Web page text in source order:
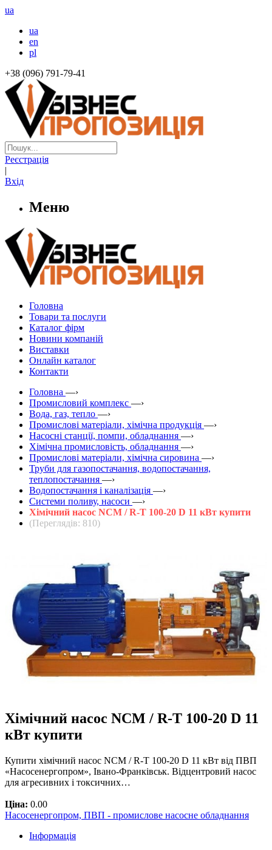
ua
ua
en
pl
+38 (096) 791-79-41
Реєстрація
|
Вхід
Меню
Головна
Товари та послуги
Каталог фірм
Новини компаній
Виставки
Онлайн каталог
Контакти
Головна —›
Промисловий комплекс —›
Вода, газ, тепло —›
Промислові матеріали, хімічна продукція —›
Насосні станції, помпи, обладнання —›
Хімічна промисловість, обладнання —›
Промислові матеріали, хімічна сировина —›
Труби для газопостачання, водопостачання,
теплопостачання —›
Водопостачання і каналізація —›
Системи поливу, насоси —›
Хімічний насос NCM / R-T 100-20 D 11 кВт купити
(Переглядів: 810)
Хімічний насос NCM / R-T 100-20 D 11
кВт купити
Купити хімічний насос NCM / R-T 100-20 D 11 кВт від ПВП
«Насосенергопром», Івано-Франківськ. Відцентровий насос
для агресивних і токсичних…
Ціна: 0.00
Насосенергопром, ПВП - промислове насосне обладнання
Інформація